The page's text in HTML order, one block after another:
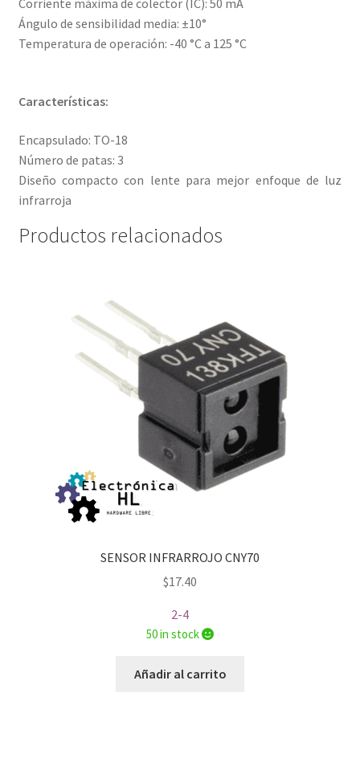
Ángulo de sensibilidad media: ±10°
Temperatura de operación: -40 °C a 125 °C
Características:
Encapsulado: TO-18
Número de patas: 3
Diseño compacto con lente para mejor enfoque de luz
infrarroja
Productos relacionados
SENSOR INFRARROJO CNY70
$17.40
2-4
50 in stock
Añadir al carrito